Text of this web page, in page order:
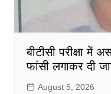
बीटीसी परीक्षा
फांसी लगाकर दी
August 5, 2026